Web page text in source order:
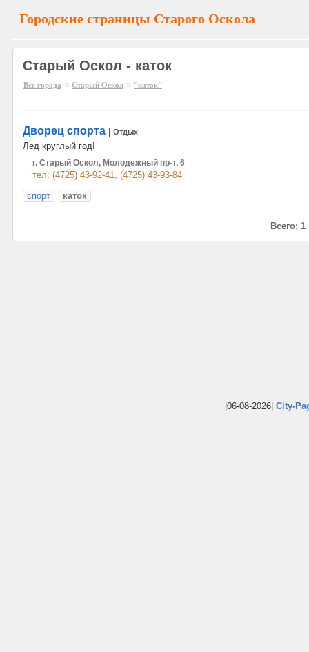
Городские страницы Старого Оскола
Старый Оскол - каток
Все города » Старый Оскол » "каток"
Дворец спорта Отдых
Лед круглый год!
г. Старый Оскол, Молодежный пр-т, 6
тел: (4725) 43-92-41, (4725) 43-93-84
спорт
каток
Всего: 1
|06-08-2026| City-